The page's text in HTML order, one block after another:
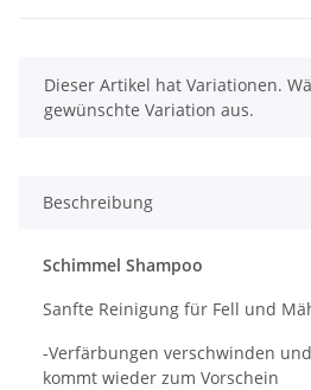
x
Dieser Artikel hat Variationen.
gewünschte Variation aus.
Beschreibung
Schimmel Shampoo
Sanfte Reinigung für Fell und
-Verfärbungen verschwinden
kommt wieder zum Vorschein